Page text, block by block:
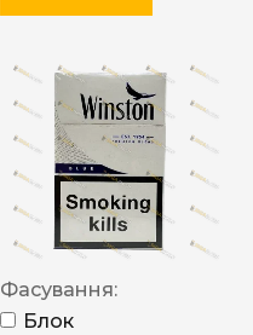
Фасування:
Блок